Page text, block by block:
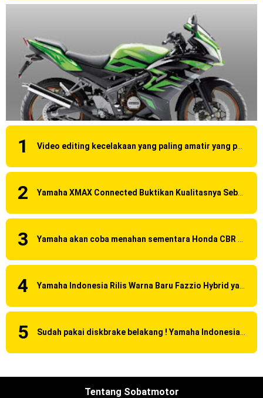
Tentang Sobatmotor